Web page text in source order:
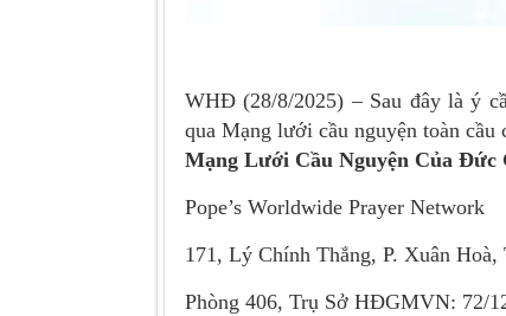
WHĐ (28/8/2025) – Sau đây là ý
qua Mạng lưới cầu nguyện toàn cầu
Mạng Lưới Cầu Nguyện Của Đức
Pope’s Worldwide Prayer Network
171, Lý Chính Thắng, P. Xuân
Phòng 406, Trụ Sở HĐGMVN: 72/